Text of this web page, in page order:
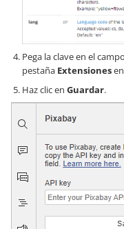
Pega la clave en el campo
pestaña Extensiones
Haz clic en Guardar.